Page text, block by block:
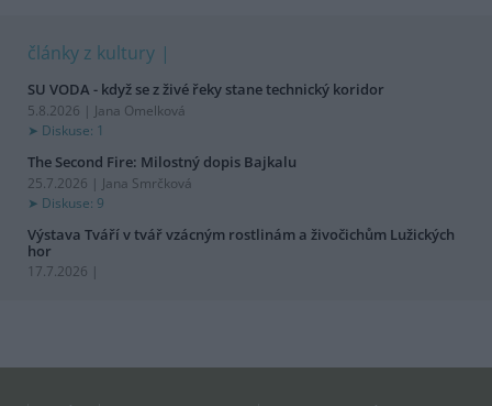
články z kultury
SU VODA - když se z živé řeky stane technický koridor
5.8.2026 | Jana Omelková
Diskuse: 1
The Second Fire: Milostný dopis Bajkalu
25.7.2026 | Jana Smrčková
Diskuse: 9
Výstava Tváří v tvář vzácným rostlinám a živočichům Lužických
hor
17.7.2026 |